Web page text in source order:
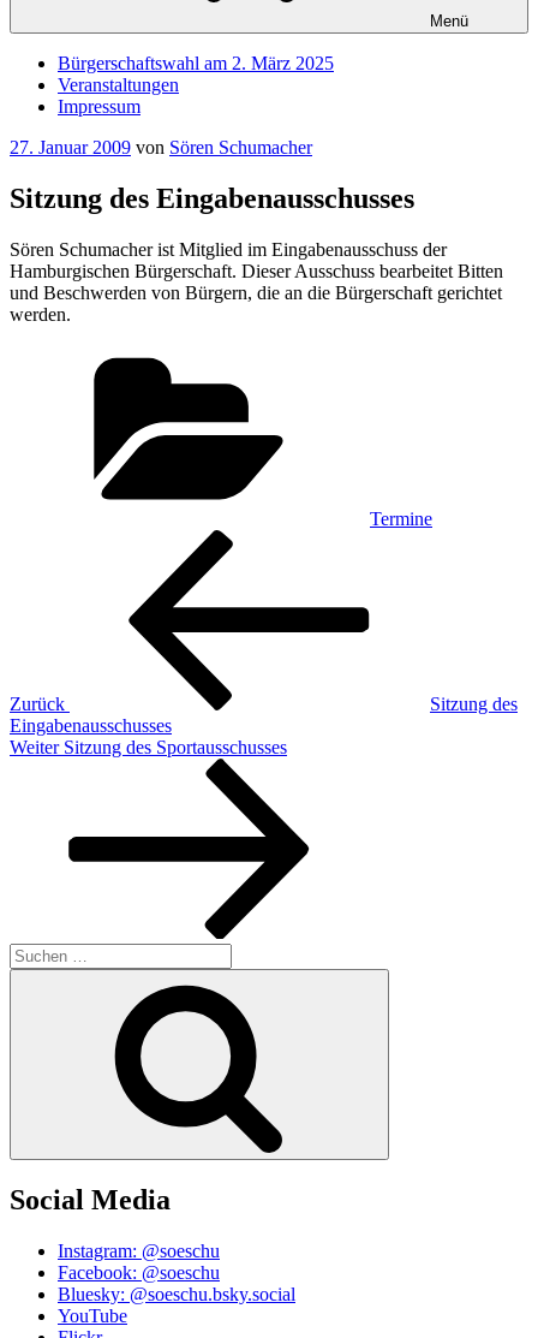
Menü
Bürgerschaftswahl am 2. März 2025
Veranstaltungen
Impressum
Veröffentlicht
27. Januar 2009 von Sören Schumacher
Sitzung des Eingabenausschusses
Sören Schumacher ist Mitglied im Eingabenausschuss der
Hamburgischen Bürgerschaft. Dieser Ausschuss bearbeitet Bitten
und Beschwerden von Bürgern, die an die Bürgerschaft gerichtet
werden.
Termine
Beitragsnavigation
Zurück
Sitzung des
Eingabenausschusses
Nächster
Weiter Sitzung des Sportausschusses
Suchen
nach:
Social Media
Instagram: @soeschu
Facebook: @soeschu
Bluesky: @soeschu.bsky.social
YouTube